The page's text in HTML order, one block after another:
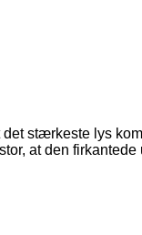
stærkeste lys
at den